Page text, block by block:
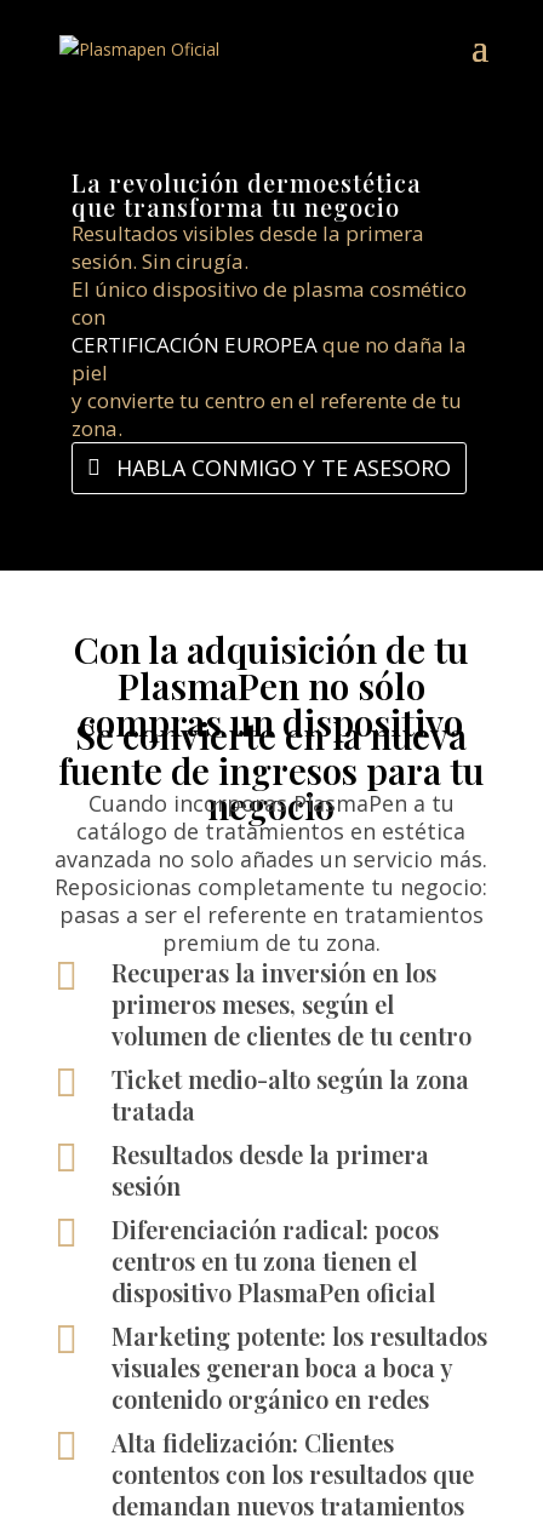
La revolución dermoestética
que transforma tu negocio
Resultados visibles desde la primera
sesión. Sin cirugía.
El único dispositivo de plasma cosmético
con
CERTIFICACIÓN EUROPEAque no daña la
piel
y convierte tu centro en el referente de tu
zona.
HABLA CONMIGO Y TE ASESORO
Con la adquisición de tu
PlasmaPen no sólo
compras un dispositivo
Se convierte en la nueva
fuente de ingresos para tu
negocio
Cuando incorporas PlasmaPen a tu
catálogo de tratamientos en estética
avanzada no solo añades un servicio más.
Reposicionas completamente tu negocio:
pasas a ser el referente en tratamientos
premium de tu zona.

Recuperas la inversión en los
primeros meses, según el
volumen de clientes de tu centro

Ticket medio-alto según la zona
tratada

Resultados desde la primera
sesión

Diferenciación radical: pocos
centros en tu zona tienen el
dispositivo PlasmaPen oficial

Marketing potente: los resultados
visuales generan boca a boca y
contenido orgánico en redes

Alta fidelización: Clientes
contentos con los resultados que
demandan nuevos tratamientos